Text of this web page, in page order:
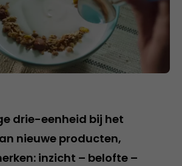
drie-eenheid bij het
nieuwe producten,
inzicht – belofte –